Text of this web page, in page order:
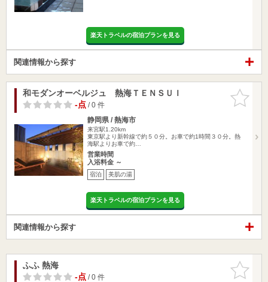
楽天トラベルの宿泊プランを見る
関連情報から探す
お気に入
りに追加
和モダンオーベルジュ 熱海ＴＥＮＳＵＩ
-点/ 0 件
静岡県 / 熱海市
来宮駅1.20km
東京駅より新幹線で約５０分。お車で約1時間３０分。熱
海駅よりお車で約…
営業時間
入浴料金 ～
宿泊 美肌の湯
楽天トラベルの宿泊プランを見る
関連情報から探す
お気に入
りに追加
ふふ 熱海
-点/ 0 件